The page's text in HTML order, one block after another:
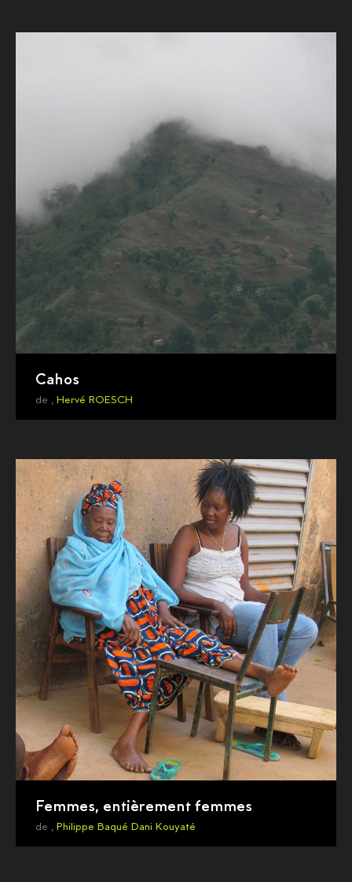
Cahos
de , Hervé ROESCH
Femmes, entièrement femmes
de , Philippe Baqué Dani Kouyaté